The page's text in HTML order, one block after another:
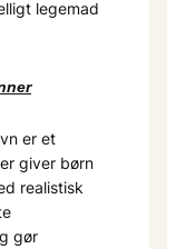
legemad
er et
giver børn
realistisk
gør